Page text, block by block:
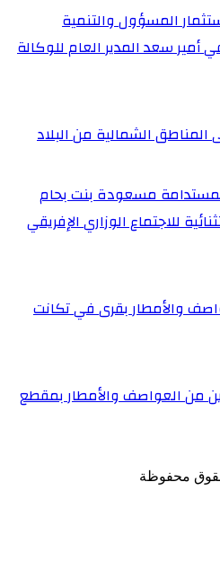
المسؤول والتنمية
أمير سعد المدير العام للوكالة
المناطق الشمالية من البلاد
المستدامة مسعودة بنت بحام
للاجتماع الوزاري الإفريقي
العواصف والأمطار بقرى في تكانت
من العواصف والأمطار بمقطع